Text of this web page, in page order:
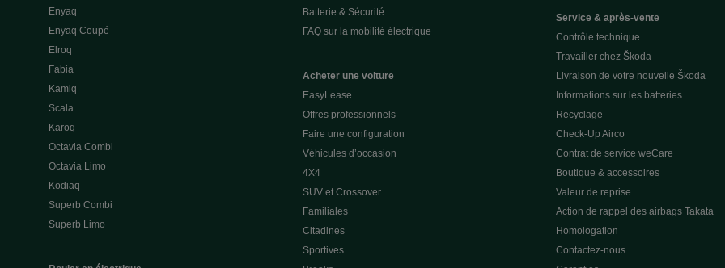
Enyaq
Enyaq Coupé
Elroq
Fabia
Kamiq
Scala
Karoq
Octavia Combi
Octavia Limo
Kodiaq
Superb Combi
Superb Limo
Batterie & Sécurité
FAQ sur la mobilité électrique
Acheter une voiture
EasyLease
Offres professionnels
Faire une configuration
Véhicules d’occasion
4X4
SUV et Crossover
Familiales
Citadines
Sportives
Service & après-vente
Contrôle technique
Travailler chez Škoda
Livraison de votre nouvelle Škoda
Informations sur les batteries
Recyclage
Check-Up Airco
Contrat de service weCare
Boutique & accessoires
Valeur de reprise
Action de rappel des airbags Takata
Homologation
Contactez-nous